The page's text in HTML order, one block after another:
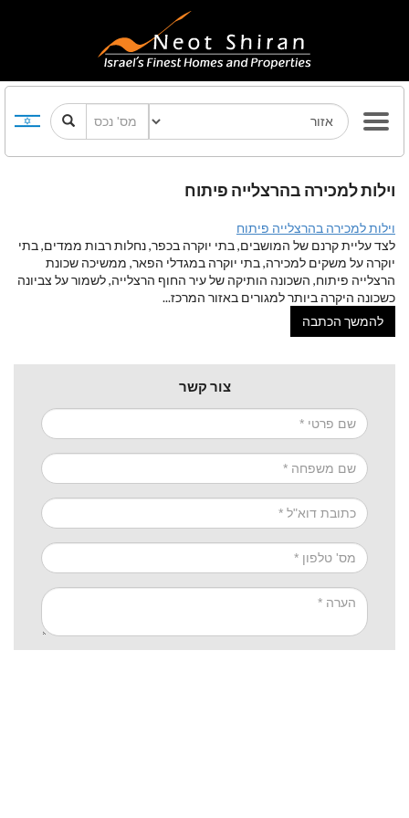
וילות למכירה בהרצלייה פיתוח
וילות למכירה בהרצלייה פיתוח
לצד עליית קרנם של המושבים, בתי יוקרה בכפר, נחלות רבות ממדים, בתי
יוקרה על משקים למכירה, בתי יוקרה במגדלי הפאר, ממשיכה שכונת
הרצלייה פיתוח, השכונה הותיקה של עיר החוף הרצלייה, לשמור על צביונה
כשכונה היקרה ביותר למגורים באזור המרכז...
להמשך הכתבה
צור קשר